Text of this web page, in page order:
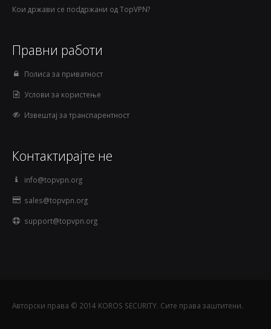
Кои држави се поdдржани од TopVPN?
Правни работи
Полиса за приватност
Услови за користење
Извештај за транспарентност
Контактирајте не
info@topvpn.org
sales@topvpn.org
support@topvpn.org
Авторски права © 2014 KOROS SECURITY. Сите права заштитени.